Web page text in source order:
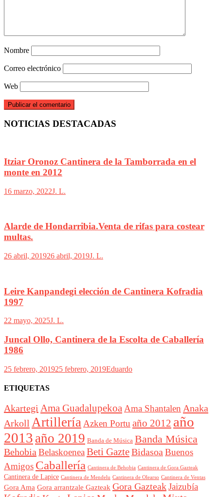
Nombre
Correo electrónico
Web
NOTICIAS DESTACADAS
Itziar Oronoz Cantinera de la Tamborrada en el
monte en 2012
16 marzo, 2022J. L.
Alarde de Hondarribia.Venta de rifas para costear
multas.
26 abril, 201926 abril, 2019J. L.
Leire Kanpandegi elección de Cantinera Kofradia
1997
22 mayo, 2025J. L.
Juncal Ollo, Cantinera de la Escolta de Caballería
1986
25 febrero, 201925 febrero, 2019Eduardo
ETIQUETAS
Akartegi Ama GuadalupekoaAma Shantalen Anaka
Arkoll ArtilleríaAzken Portu año 2012 año
2013 año 2019 Banda de Música Banda Música
BehobiaBelaskoeneaBeti GazteBidasoaBuenos
Amigos Caballería Cantinera de Behobia Cantinera de Gora Gazteak
Cantinera de Lapice Cantinera de Mendelu Cantinera de Olearso Cantinera de Ventas
Gora Ama Gora arrantzale Gazteak Gora GazteakJaizubía